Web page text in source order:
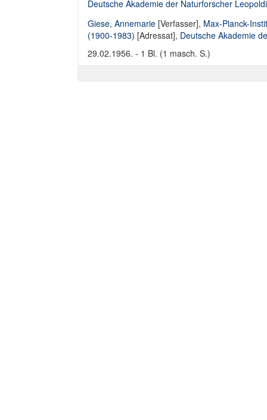
Deutsche Akademie der Naturforscher
Giese, Annemarie [Verfasser], Max-Planck-
(1900-1983) [Adressat], Deutsche Akademie
29.02.1956. - 1 Bl. (1 masch. S.)